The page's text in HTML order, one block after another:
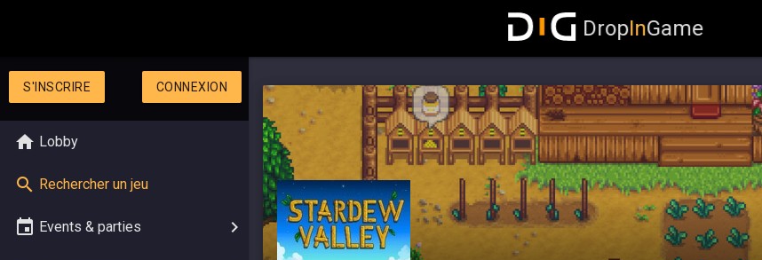
DropInGame
S'INSCRIRE CONNEXION
Lobby
Rechercher un jeu
Events & parties